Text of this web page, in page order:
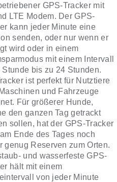
GPS-Tracker mit
LTE Modem. Der GPS-
kann jeder Minute eine
senden, oder nur wenn er
wird oder in einem
mit einem Intervall
Stunde bis zu 24 Stunden.
ist perfekt für Nutztiere
und Fahrzeuge
Für größerer Hunde,
den ganzen Tag getrackt
sollen, hat der GPS-Tracker
Ende des Tages noch
genug Reserven zum Orten.
und wasserfeste GPS-
hält mit einem
von jeder Minute